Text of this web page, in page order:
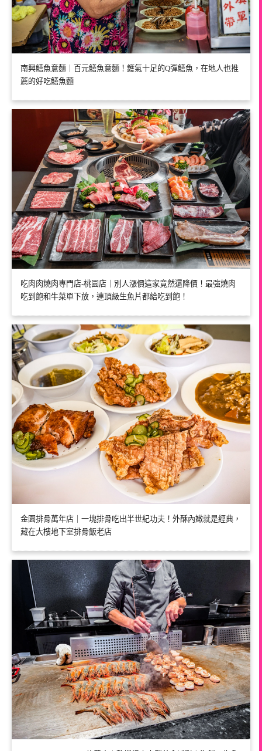
南興鱔魚意麵｜百元鱔魚意麵！鑊氣十足的Q彈鱔魚，在地人也推
薦的好吃鱔魚麵
吃肉肉燒肉専門店-桃園店｜別人漲價這家竟然還降價！最強燒肉
吃到飽和牛菜單下放，連頂級生魚片都給吃到飽！
金園排骨萬年店｜一塊排骨吃出半世紀功夫！外酥內嫩就是經典，
藏在大樓地下室排骨飯老店